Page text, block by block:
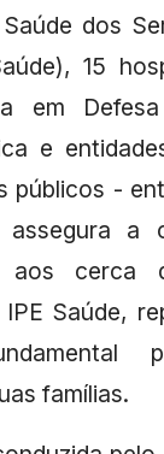
dos
15
em
e
públicos -
a
aos cerca
Saúde,
famílias.